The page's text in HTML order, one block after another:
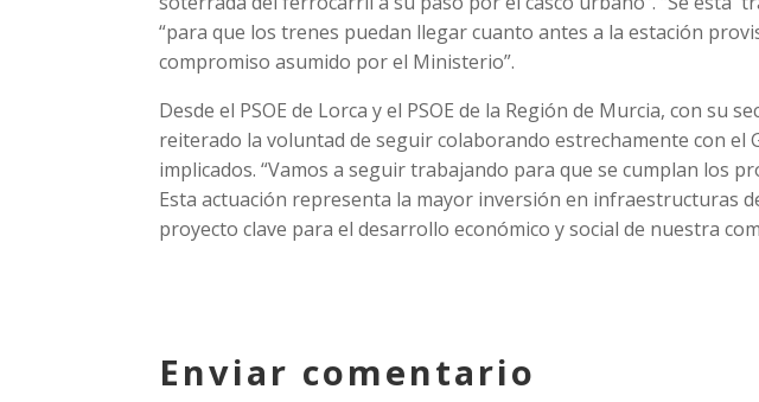
“para que los trenes puedan llegar cuanto antes a la estación
compromiso asumido por el Ministerio”.
Desde el PSOE de Lorca y el PSOE de la Región de Murcia, con su
reiterado la voluntad de seguir colaborando estrechamente con el
implicados. “Vamos a seguir trabajando para que se cumplan los
Esta actuación representa la mayor inversión en infraestructuras
proyecto clave para el desarrollo económico y social de nuestra
Enviar comentario